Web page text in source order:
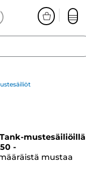
mustesäiliöillä
-
mustaa